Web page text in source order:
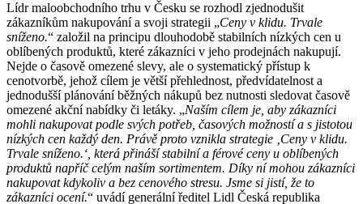
Lídr maloobchodního trhu v Česku se rozhodl zjednodušit
zákazníkům nakupování a svoji strategii „Ceny v klidu. Trvale
sníženo.“ založil na principu dlouhodobě stabilních nízkých cen u
oblíbených produktů, které zákazníci v jeho prodejnách nakupují.
Nejde o časově omezené slevy, ale o systematický přístup k
cenotvorbě, jehož cílem je větší přehlednost, předvídatelnost a
jednodušší plánování běžných nákupů bez nutnosti sledovat časově
omezené akční nabídky či letáky. „Naším cílem je, aby zákazníci
mohli nakupovat podle svých potřeb, časových možností a s jistotou
nízkých cen každý den. Právě proto vznikla strategie ‚Ceny v klidu.
Trvale sníženo.‘, která přináší stabilní a férové ceny u oblíbených
produktů napříč celým naším sortimentem. Díky ní mohou zákazníci
nakupovat kdykoliv a bez cenového stresu. Jsme si jistí, že to
zákazníci ocení.“ uvádí generální ředitel Lidl Česká republika